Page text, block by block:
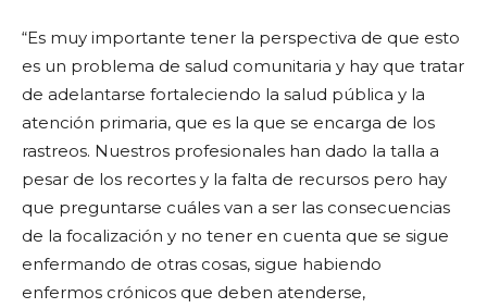
“Es muy importante tener la perspectiva de que esto
es un problema de salud comunitaria y hay que tratar
de adelantarse fortaleciendo la salud pública y la
atención primaria, que es la que se encarga de los
rastreos. Nuestros profesionales han dado la talla a
pesar de los recortes y la falta de recursos pero hay
que preguntarse cuáles van a ser las consecuencias
de la focalización y no tener en cuenta que se sigue
enfermando de otras cosas, sigue habiendo
enfermos crónicos que deben atenderse,